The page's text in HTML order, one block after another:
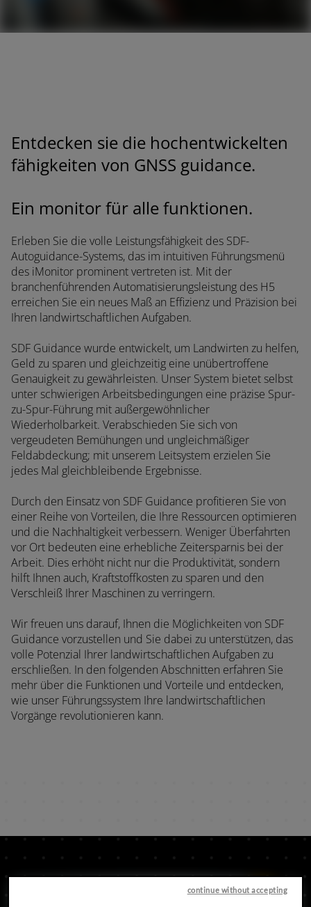
Entdecken sie die hochentwickelten
fähigkeiten von GNSS guidance.
Ein monitor für alle funktionen.
Erleben Sie die volle Leistungsfähigkeit des SDF-
Autoguidance-Systems, das im intuitiven Führungsmenü
des iMonitor prominent vertreten ist. Mit der
branchenführenden Automatisierungsleistung des H5
erreichen Sie ein neues Maß an Effizienz und Präzision bei
Ihren landwirtschaftlichen Aufgaben.
SDF Guidance wurde entwickelt, um Landwirten zu helfen,
Geld zu sparen und gleichzeitig eine unübertroffene
Genauigkeit zu gewährleisten. Unser System bietet selbst
unter schwierigen Arbeitsbedingungen eine präzise Spur-
zu-Spur-Führung mit außergewöhnlicher
Wiederholbarkeit. Verabschieden Sie sich von
vergeudeten Bemühungen und ungleichmäßiger
Feldabdeckung; mit unserem Leitsystem erzielen Sie
jedes Mal gleichbleibende Ergebnisse.
Durch den Einsatz von SDF Guidance profitieren Sie von
einer Reihe von Vorteilen, die Ihre Ressourcen optimieren
und die Nachhaltigkeit verbessern. Weniger Überfahrten
vor Ort bedeuten eine erhebliche Zeitersparnis bei der
Arbeit. Dies erhöht nicht nur die Produktivität, sondern
hilft Ihnen auch, Kraftstoffkosten zu sparen und den
Verschleiß Ihrer Maschinen zu verringern.
Wir freuen uns darauf, Ihnen die Möglichkeiten von SDF
Guidance vorzustellen und Sie dabei zu unterstützen, das
volle Potenzial Ihrer landwirtschaftlichen Aufgaben zu
erschließen. In den folgenden Abschnitten erfahren Sie
mehr über die Funktionen und Vorteile und entdecken,
wie unser Führungssystem Ihre landwirtschaftlichen
Vorgänge revolutionieren kann.
Spurliniengruppen Optimierung
continue without accepting